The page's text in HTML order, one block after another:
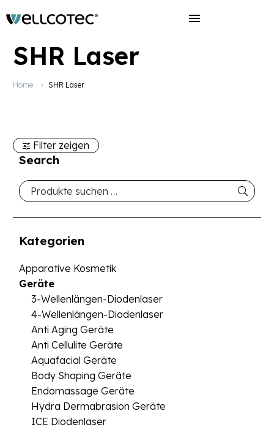
SHR Laser
Home SHR Laser
Filter zeigen
Search
Kategorien
Apparative Kosmetik
Geräte
3-Wellenlängen-Diodenlaser
4-Wellenlängen-Diodenlaser
Anti Aging Geräte
Anti Cellulite Geräte
Aquafacial Geräte
Body Shaping Geräte
Endomassage Geräte
Hydra Dermabrasion Geräte
ICE Diodenlaser